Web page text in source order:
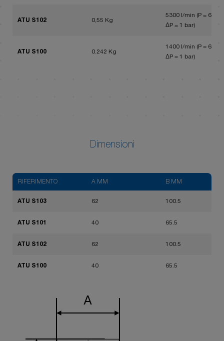
ATU S102 0,55 Kg
5300 l/min (P = 6 bar,
ΔP = 1 bar)
ATU S100 0.242 Kg
1400 l/min (P = 6 bar,
ΔP = 1 bar)
Dimensioni
RIFERIMENTO A MM B MM
ATU S103 62 100.5
ATU S101 40 65.5
ATU S102 62 100.5
ATU S100 40 65.5